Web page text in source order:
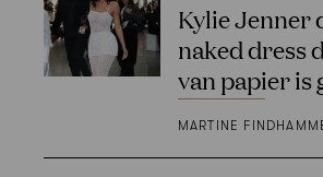
Kylie Jenner
naked dress
van papier is
MARTINE